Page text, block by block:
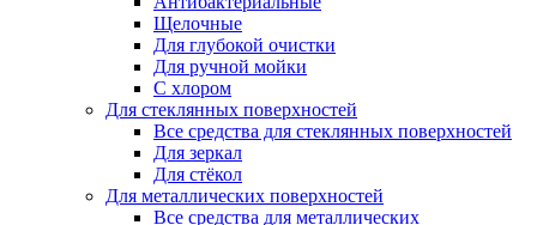
Щелочные
Для глубокой очистки
Для ручной мойки
С хлором
Для стеклянных поверхностей
Все средства для стеклянных поверхностей
Для зеркал
Для стёкол
Для металлических поверхностей
Все средства для металлических